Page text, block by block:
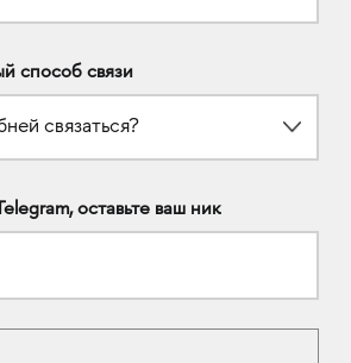
способ связи
связаться?
оставьте ваш ник